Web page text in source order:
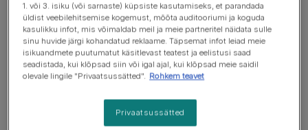
Kuivsööt
PURINA® PRO PLAN® Medium
Puppy Sensitive Digestion rohke
1. või 3. isiku (või sarnaste) küpsiste kasutamiseks, et parandada
üldist veebilehitsemise kogemust, mõõta auditooriumi ja koguda
kasulikku infot, mis võimaldab meil ja meie partneritel näidata sulle
sinu huvide järgi kohandatud reklaame. Täpsemat infot leiad meie
isikuandmete puutumatut käsitlevast teatest ja eelistusi saad
seadistada, kui klõpsad siin või igal ajal, kui klõpsad meie saidil
olevale lingile "Privaatsussätted". Rohkem teavet
Privaatsussätted